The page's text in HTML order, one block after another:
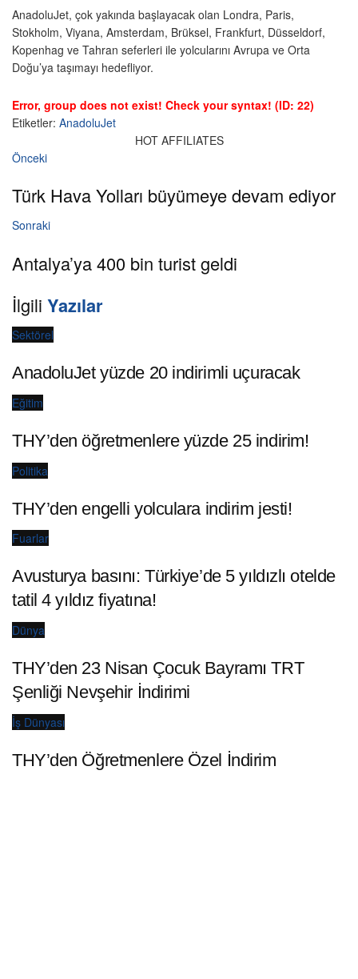
AnadoluJet, çok yakında başlayacak olan Londra, Paris,
Stokholm, Viyana, Amsterdam, Brüksel, Frankfurt, Düsseldorf,
Kopenhag ve Tahran seferleri ile yolcularını Avrupa ve Orta
Doğu’ya taşımayı hedefliyor.
Error, group does not exist! Check your syntax! (ID: 22)
Etiketler: AnadoluJet
HOT AFFILIATES
Önceki
Türk Hava Yolları büyümeye devam ediyor
Sonraki
Antalya’ya 400 bin turist geldi
İlgili Yazılar
Sektörel
AnadoluJet yüzde 20 indirimli uçuracak
Eğitim
THY’den öğretmenlere yüzde 25 indirim!
Politika
THY’den engelli yolculara indirim jesti!
Fuarlar
Avusturya basını: Türkiye’de 5 yıldızlı otelde
tatil 4 yıldız fiyatına!
Dünya
THY’den 23 Nisan Çocuk Bayramı TRT
Şenliği Nevşehir İndirimi
İş Dünyası
THY’den Öğretmenlere Özel İndirim